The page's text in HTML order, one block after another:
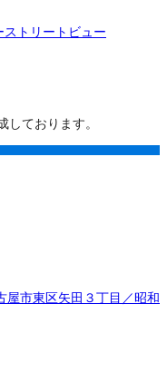
ストリートビュー
ております。
市東区矢田３丁目／昭和